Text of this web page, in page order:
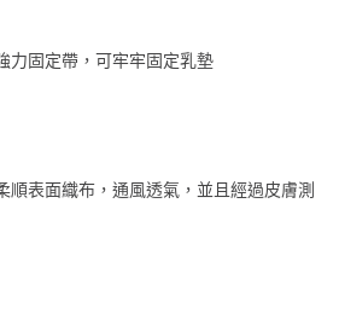
力固定帶，可牢牢固定乳墊
順表面織布，通風透氣，並且經過皮膚測